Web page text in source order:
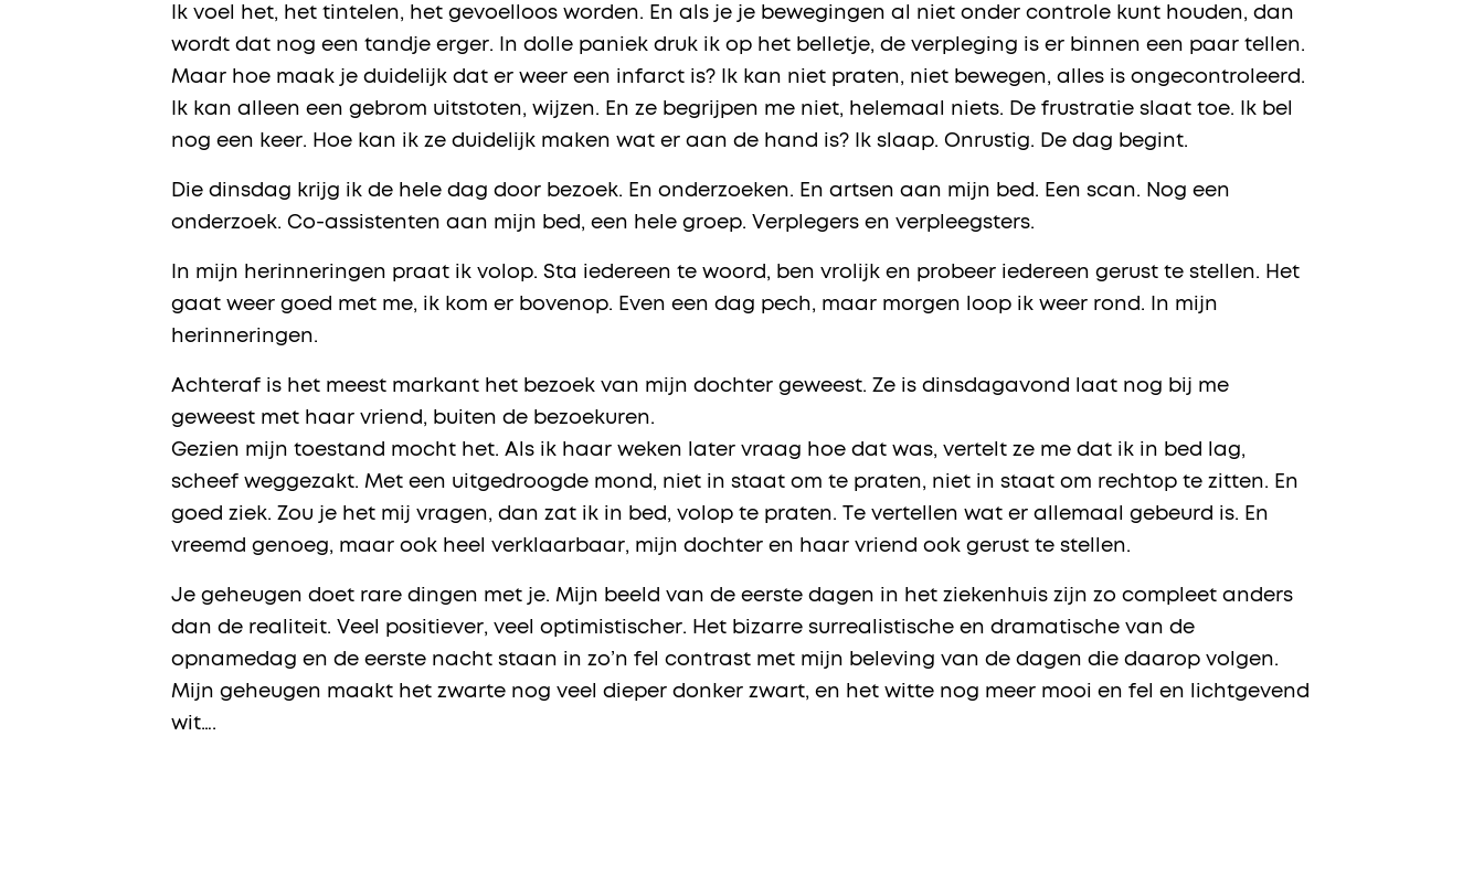
Ik voel het, het tintelen, het gevoelloos worden. En als je je bewegingen al niet onder controle kunt houden, dan
wordt dat nog een tandje erger. In dolle paniek druk ik op het belletje, de verpleging is er binnen een paar tellen.
Maar hoe maak je duidelijk dat er weer een infarct is? Ik kan niet praten, niet bewegen, alles is ongecontroleerd.
Ik kan alleen een gebrom uitstoten, wijzen. En ze begrijpen me niet, helemaal niets. De frustratie slaat toe. Ik bel
nog een keer. Hoe kan ik ze duidelijk maken wat er aan de hand is? Ik slaap. Onrustig. De dag begint.
Die dinsdag krijg ik de hele dag door bezoek. En onderzoeken. En artsen aan mijn bed. Een scan. Nog een
onderzoek. Co-assistenten aan mijn bed, een hele groep. Verplegers en verpleegsters.
In mijn herinneringen praat ik volop. Sta iedereen te woord, ben vrolijk en probeer iedereen gerust te stellen. Het
gaat weer goed met me, ik kom er bovenop. Even een dag pech, maar morgen loop ik weer rond. In mijn
herinneringen.
Achteraf is het meest markant het bezoek van mijn dochter geweest. Ze is dinsdagavond laat nog bij me
geweest met haar vriend, buiten de bezoekuren.
Gezien mijn toestand mocht het. Als ik haar weken later vraag hoe dat was, vertelt ze me dat ik in bed lag,
scheef weggezakt. Met een uitgedroogde mond, niet in staat om te praten, niet in staat om rechtop te zitten. En
goed ziek. Zou je het mij vragen, dan zat ik in bed, volop te praten. Te vertellen wat er allemaal gebeurd is. En
vreemd genoeg, maar ook heel verklaarbaar, mijn dochter en haar vriend ook gerust te stellen.
Je geheugen doet rare dingen met je. Mijn beeld van de eerste dagen in het ziekenhuis zijn zo compleet anders
dan de realiteit. Veel positiever, veel optimistischer. Het bizarre surrealistische en dramatische van de
opnamedag en de eerste nacht staan in zo’n fel contrast met mijn beleving van de dagen die daarop volgen.
Mijn geheugen maakt het zwarte nog veel dieper donker zwart, en het witte nog meer mooi en fel en lichtgevend
wit….